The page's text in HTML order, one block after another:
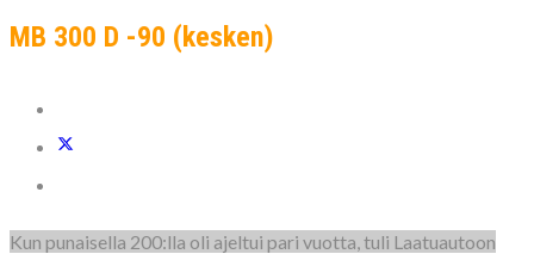
MB 300 D -90 (kesken)
Kun punaisella 200:lla oli ajeltui pari vuotta, tuli Laatuautoon